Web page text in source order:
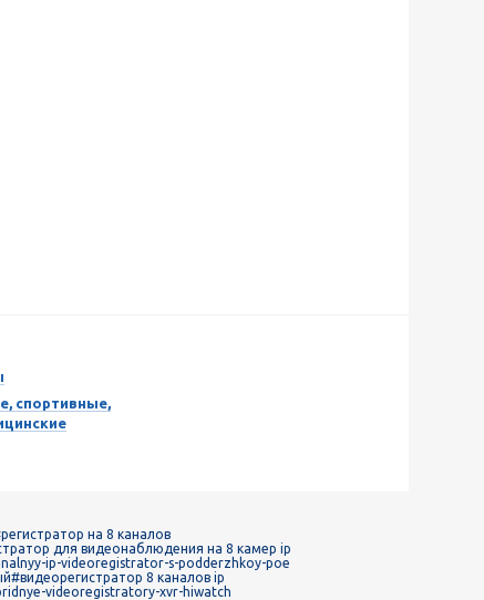
спортивные,
на 8 каналов
для видеонаблюдения на 8 камер ip
ip-videoregistrator-s-podderzhkoy-poe
#видеорегистратор 8 каналов ip
videoregistratory-xvr-hiwatch